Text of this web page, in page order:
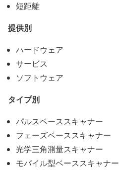
短距離
提供別
ハードウェア
サービス
ソフトウェア
タイプ別
パルスベーススキャナー
フェーズベーススキャナー
光学三角測量スキャナー
モバイル型ベーススキャナー